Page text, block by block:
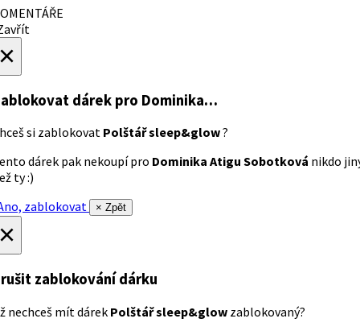
dárek pro Dominika…
si zablokovat Polštář sleep&glow?
dárek pak nekoupí pro Dominika Atigu Sobotková nikdo
ty :)
zablokovat
× Zpět
zablokování dárku
nechceš mít dárek Polštář sleep&glow zablokovaný?